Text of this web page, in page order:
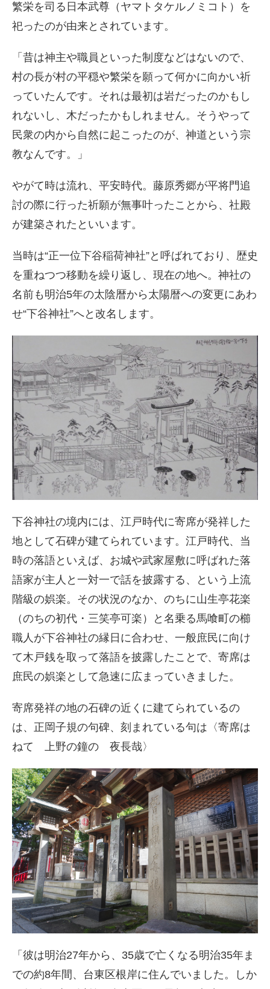
繁栄を司る日本武尊（ヤマトタケルノミコト）を
祀ったのが由来とされています。
「昔は神主や職員といった制度などはないので、
村の長が村の平穏や繁栄を願って何かに向かい祈
っていたんです。それは最初は岩だったのかもし
れないし、木だったかもしれません。そうやって
民衆の内から自然に起こったのが、神道という宗
教なんです。」
やがて時は流れ、平安時代。藤原秀郷が平将門追
討の際に行った祈願が無事叶ったことから、社殿
が建築されたといいます。
当時は“正一位下谷稲荷神社”と呼ばれており、歴史
を重ねつつ移動を繰り返し、現在の地へ。神社の
名前も明治5年の太陰暦から太陽暦への変更にあわ
せ“下谷神社”へと改名します。
下谷神社の境内には、江戸時代に寄席が発祥した
地として石碑が建てられています。江戸時代、当
時の落語といえば、お城や武家屋敷に呼ばれた落
語家が主人と一対一で話を披露する、という上流
階級の娯楽。その状況のなか、のちに山生亭花楽
（のちの初代・三笑亭可楽）と名乗る馬喰町の櫛
職人が下谷神社の縁日に合わせ、一般庶民に向け
て木戸銭を取って落語を披露したことで、寄席は
庶民の娯楽として急速に広まっていきました。
寄席発祥の地の石碑の近くに建てられているの
は、正岡子規の句碑、刻まれている句は〈寄席は
ねて 上野の鐘の 夜長哉〉
「彼は明治27年から、35歳で亡くなる明治35年ま
での約8年間、台東区根岸に住んでいました。しか